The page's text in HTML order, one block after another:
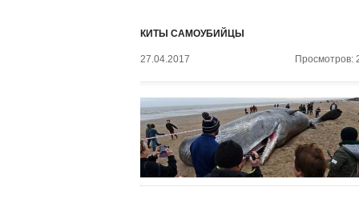
КИТЫ САМОУБИЙЦЫ
27.04.2017 Просмотров: